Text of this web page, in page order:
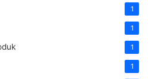
1
1
1
1